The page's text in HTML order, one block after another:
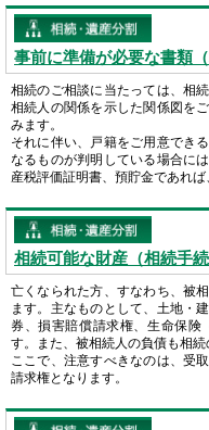
事前に準備が必要な書類（
相続のご相談に当たっては、相
相続人の関係を示した関係図を
みます。
それに伴い、戸籍をご用意でき
なるものが判明している場合に
産税評価証明書、預貯金であれ
相続可能な財産（相続手続
亡くなられた方、すなわち、被
ます。主なものとして、土地・
券、損害賠償請求権、生命保険
す。また、被相続人の負債も相続
ここで、注意すべきなのは、受
請求権となります。